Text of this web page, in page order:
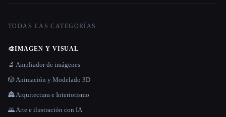
TODAS LAS CATEGORÍAS
🎨IMAGEN Y VISUAL
🔬 Ampliador de imágenes
🎲 Animación y Modelado 3D
🏯 Arquitectura e Interiorismo
🌄 Arte e ilustración con IA